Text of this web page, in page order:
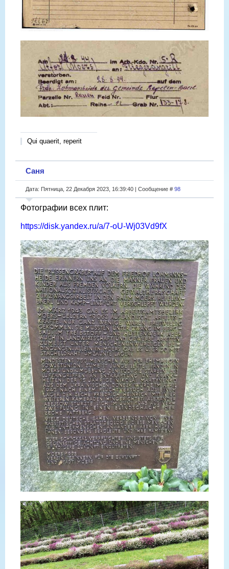
Qui quaerit, reperit
Саня
Дата: Пятница, 22 Декабря 2023, 16:39:40 | Сообщение # 98
Фотографии всех плит:
https://disk.yandex.ru/a/7-oU-Wj03Vd9fX